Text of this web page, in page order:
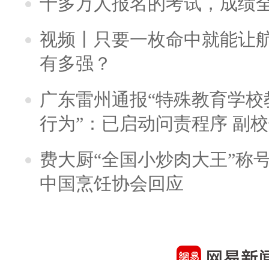
视频丨只要一枚命中就能让
有多强？
广东雷州通报“特殊教育学
行为”：已启动问责程序 副
费大厨“全国小炒肉大王”称
中国烹饪协会回应